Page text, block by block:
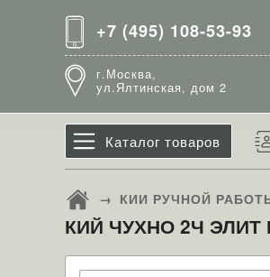
+7 (495) 108-53-93
г.Москва,
ул.Ялтинская, дом 2
Каталог товаров
→ КИИ РУЧНОЙ
КИЙ ЧУХНО 2Ч